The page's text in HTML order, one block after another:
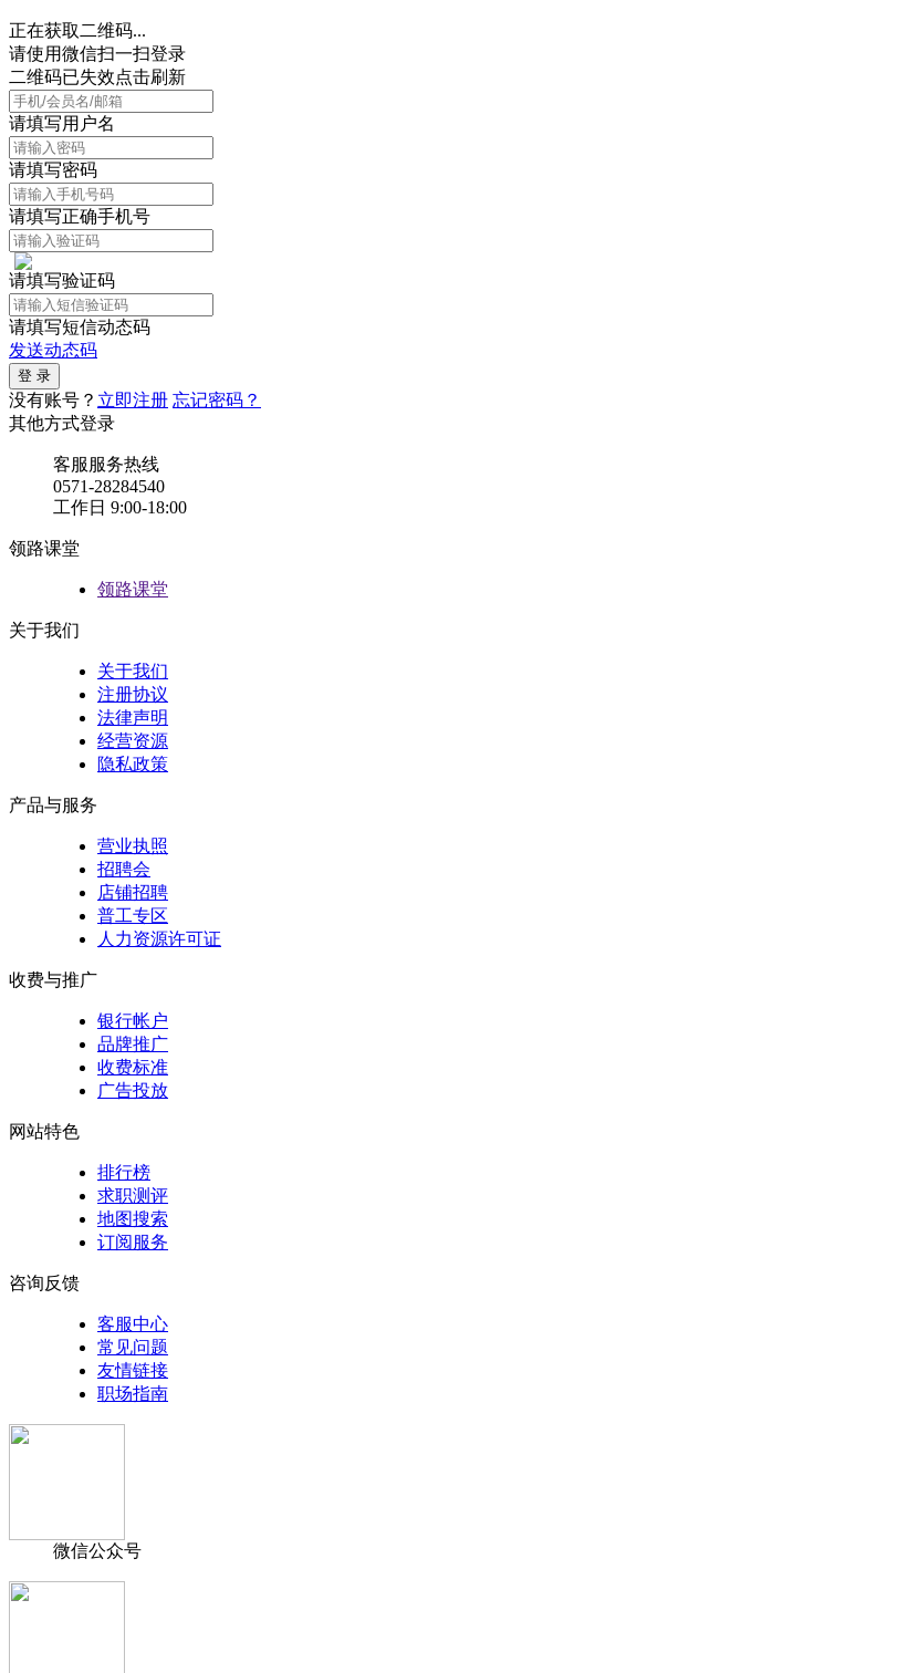
正在获取二维码...
请使用微信扫一扫登录
二维码已失效点击刷新
请填写用户名
请填写密码
请填写正确手机号
请填写验证码
请填写短信动态码
发送动态码
没有账号？ 立即注册 忘记密码？
其他方式登录
客服服务热线
0571-28284540
工作日 9:00-18:00
领路课堂
领路课堂
关于我们
关于我们
注册协议
法律声明
经营资源
隐私政策
产品与服务
营业执照
招聘会
店铺招聘
普工专区
人力资源许可证
收费与推广
银行帐户
品牌推广
收费标准
广告投放
网站特色
排行榜
求职测评
地图搜索
订阅服务
咨询反馈
客服中心
常见问题
友情链接
职场指南
微信公众号